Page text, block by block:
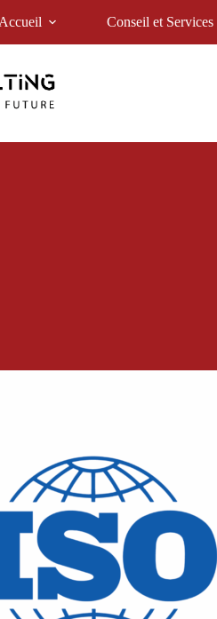
Accueil Conseil et
ISO 27001 | Systèmes de
sans